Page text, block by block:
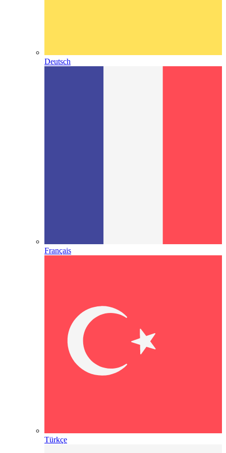
Deutsch
Français
Türkçe